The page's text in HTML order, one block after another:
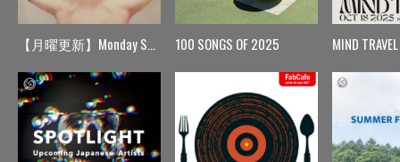
【月曜更新】Monday Spin 100 SONGS OF 2025 MIND TRAVEL